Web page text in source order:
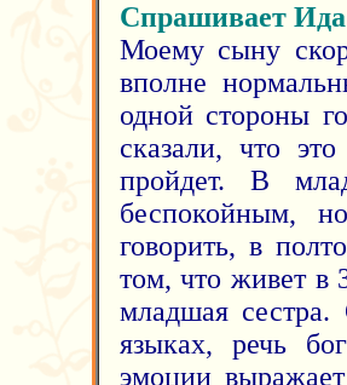
Спрашивает Ида
Моему сыну
вполне
одной стороны
сказали, что
пройдет. В
беспокойным,
говорить, в
том, что живет в
младшая сестра.
языках, речь
эмоции